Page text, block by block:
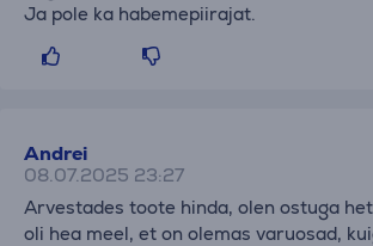
Ja pole ka habemepiirajat.
Andrei
08.07.2025 23:27
Arvestades toote hinda, olen ostuga
oli hea meel, et on olemas varuosad,